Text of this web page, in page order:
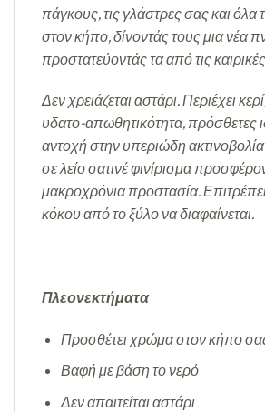
πάγκους, τις γλάστρες σας και όλα
στον κήπο, δίνοντάς τους μια νέα
προστατεύοντάς τα από τις
Δεν χρειάζεται αστάρι. Περιέχει
υδατο-απωθητικότητα, πρόσθετες
αντοχή στην υπεριώδη ακτινοβολία
σε λείο σατινέ φινίρισμα
μακροχρόνια προστασία.
κόκου από το ξύλο να διαφαίνεται.
Πλεονεκτήματα
Προσθέτει χρώμα στον κήπο
Βαφή με βάση το νερό
Δεν απαιτείται αστάρι